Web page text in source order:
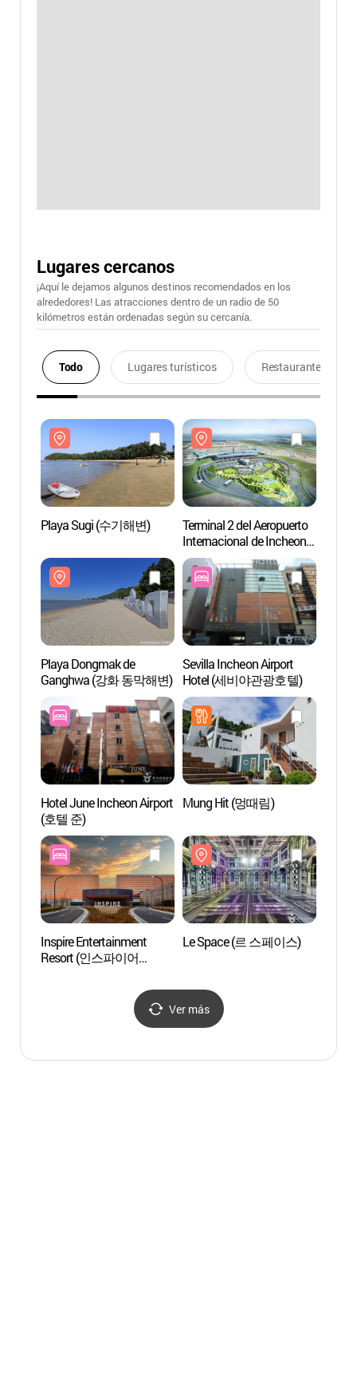
Lugares cercanos
¡Aquí le dejamos algunos destinos recomendados en los
alrededores! Las atracciones dentro de un radio de 50
kilómetros están ordenadas según su cercanía.
Todo Lugares turísticos Restaurantes
Playa Sugi (수기해변)
Terminal 2 del Aeropuerto
Internacional de Incheon
(인천국제공항
제2여객터미널)
Playa Dongmak de
Ganghwa (강화 동막해변)
Sevilla Incheon Airport
Hotel (세비야관광호텔)
Hotel June Incheon Airport
(호텔 준)
Mung Hit (멍때림)
Inspire Entertainment
Resort (인스파이어
Le Space (르 스페이스)
Ver más